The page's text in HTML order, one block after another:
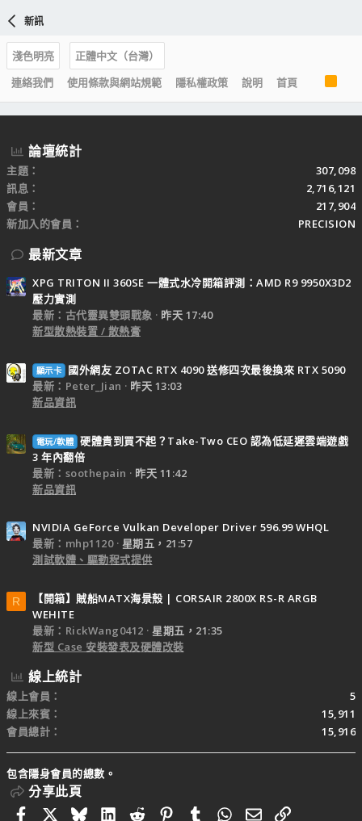
新訊
淺色明亮
正體中文（台灣）
連絡我們
使用條款與網站規範 隱私權政策 說明 首頁
R
S
S
論壇統計
主題
307,098
訊息
2,716,121
會員
217,904
新加入的會員
PRECISION
最新文章
XPG TRITON II 360SE 一體式水冷開箱評測：AMD R9 9950X3D2
壓力實測
最新：古代靈異雙頭戰象
昨天 17:40
新型散熱裝置 / 散熱膏
顯示卡
國外網友 ZOTAC RTX 4090 送修四次最後換來 RTX 5090
最新：Peter_Jian
昨天 13:03
新品資訊
電玩/軟體 硬體貴到買不起？Take-Two CEO 認為低延遲雲端遊戲
3 年內翻倍
最新：soothepain
昨天 11:42
新品資訊
NVIDIA GeForce Vulkan Developer Driver 596.99 WHQL
最新：mhp1120
星期五，21:57
測試軟體、驅動程式提供
R
【開箱】賊船MATX海景殼 | CORSAIR 2800X RS-R ARGB
WEHITE
最新：RickWang0412
星期五，21:35
新型 Case 安裝發表及硬體改裝
線上統計
線上會員
5
線上來賓
15,911
會員總計
15,916
包含隱身會員的總數。
分享此頁
FacebookBlueskyLinkedIn
RedditPinterestTumblrWhatsApp
電子郵件
連結